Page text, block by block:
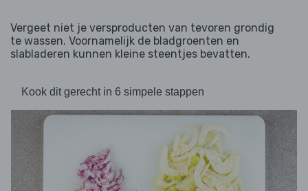
Vergeet niet je versproducten van tevoren grondig
te wassen. Voornamelijk de bladgroenten en
slabladeren kunnen kleine steentjes bevatten.
Kook dit gerecht in 6 simpele stappen